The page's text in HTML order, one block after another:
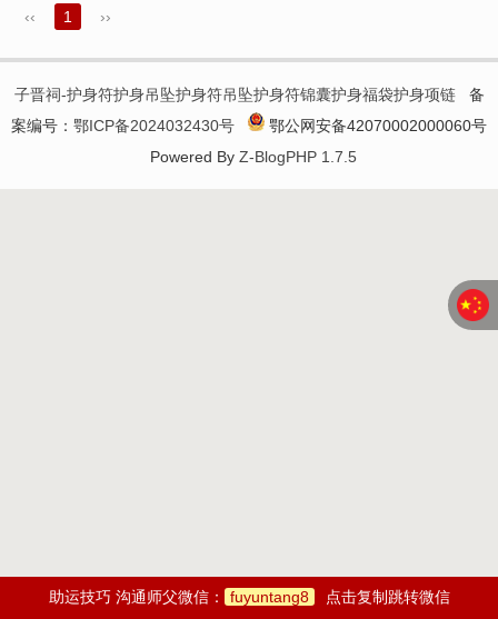
‹‹ 1 ››
子晋祠-护身符护身吊坠护身符吊坠护身符锦囊护身福袋护身项链备
案编号： 鄂ICP备2024032430号
鄂公网安备42070002000060号
Powered By Z-BlogPHP 1.7.5
助运技巧 沟通师父微信： fuyuntang8 点击复制跳转微信